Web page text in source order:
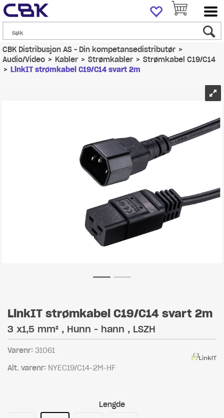
CBK Distribusjon AS - Din kompetansedistributør>
Audio/Video>Kabler>Strømkabler>Strømkabel C19/C14
>LinkIT strømkabel C19/C14 svart 2m
LinkIT strømkabel C19/C14 svart 2m
3 x1,5 mm² , Hunn - hann , LSZH
Varenr: 31061
Alt. varenr: NYEC19/C14-2M-HF
Lengde